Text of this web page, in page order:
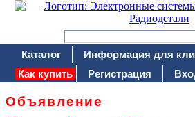
Каталог Информация для
Как купить
Регистрация
Объявление